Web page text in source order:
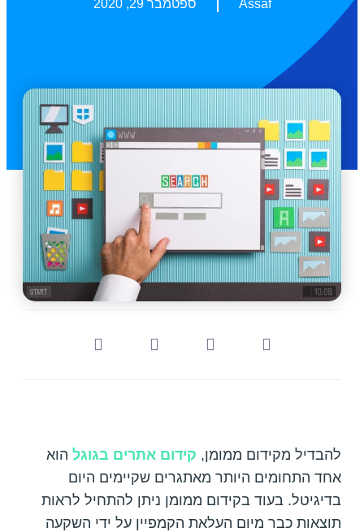
Assaf ספטמבר 29, 2020
להבדיל מקידום ממומן, קידום אתרים בגוגל הוא
אחד התחומים היותר מאתגרים שקיימים היום
בדיגיטל. בעוד בקידום ממומן ניתן להתחיל לראות
תוצאות כבר מיום העלאת הקמפיין על ידי השקעה